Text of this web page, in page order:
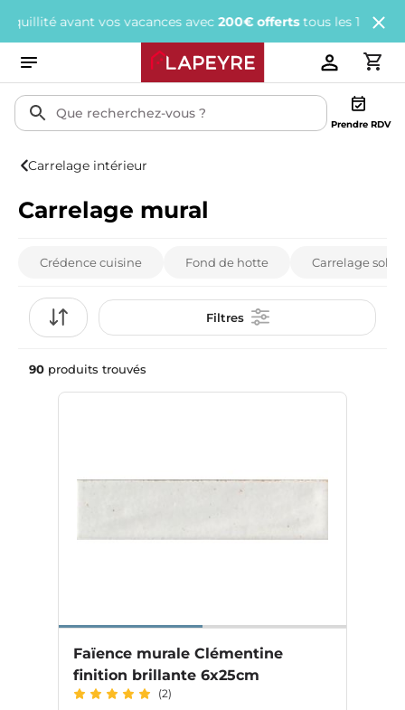
vacances avec200€ offertstous les 1 000€ d'achats. J'en
Prendre RDV
Carrelage intérieur
Carrelage mural
Crédence cuisine Fond de hotte Carrelage sol
Filtres
90 produits trouvés
Faïence murale Clémentine
finition brillante 6x25cm
(2)